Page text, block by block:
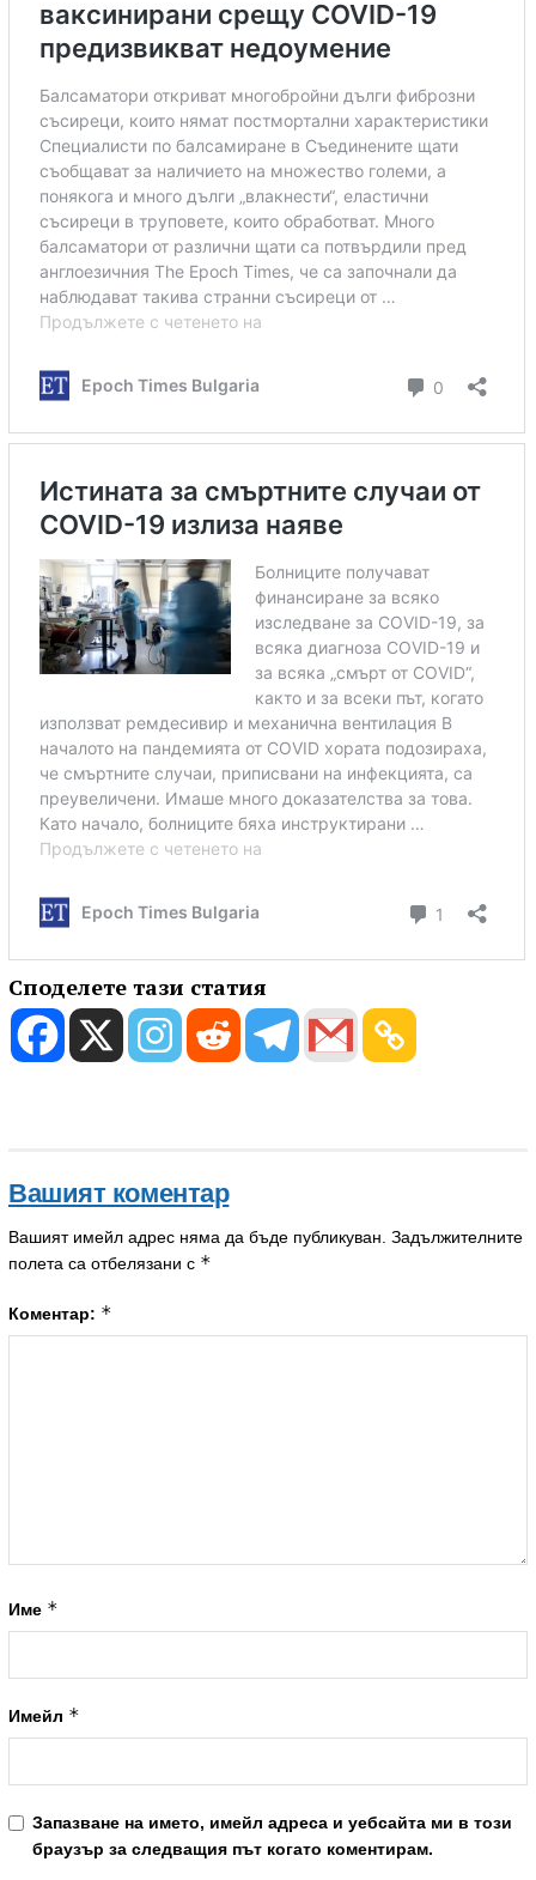
Споделете тази статия
Вашият коментар
Вашият имейл адрес няма да бъде публикуван. Задължителните
полета са отбелязани с *
Коментар: *
Име *
Имейл *
Запазване на името, имейл адреса и уебсайта ми в този
браузър за следващия път когато коментирам.